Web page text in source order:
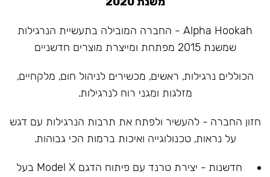
Alpha Hookah - החברה המובילה בתעשיית הנרגילות
שמשנת 2015 מפתחת ומייצרת מוצרים חדשניים
הכוללים נרגילות, ראשים, מכשירים לניהול חום, מלקחיים,
מזלגות ומגני רוח לנרגילות.
חזון החברה - להעשיר ולפתח את תרבות הנרגילות עם דגש
על נראות, טכנולוגייה ואיכות ברמות הכי גבוהות.
חדשנות - יצירת טרנד עם פיתוח הדגם Model X בעל